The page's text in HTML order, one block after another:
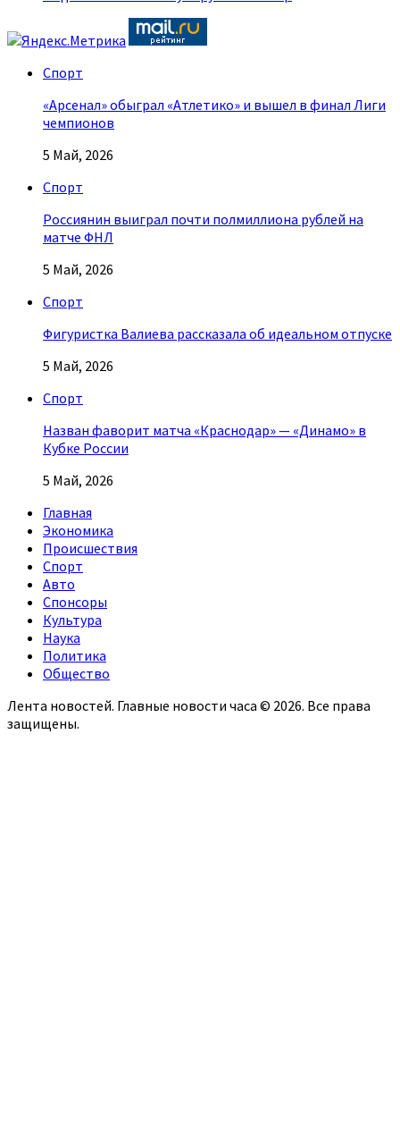
Спорт
«Арсенал» обыграл «Атлетико» и вышел в финал Лиги
чемпионов
5 Май, 2026
Спорт
Россиянин выиграл почти полмиллиона рублей на
матче ФНЛ
5 Май, 2026
Спорт
Фигуристка Валиева рассказала об идеальном отпуске
5 Май, 2026
Спорт
Назван фаворит матча «Краснодар» — «Динамо» в
Кубке России
5 Май, 2026
Главная
Экономика
Происшествия
Спорт
Авто
Спонсоры
Культура
Наука
Политика
Общество
Лента новостей. Главные новости часа © 2026. Все права
защищены.